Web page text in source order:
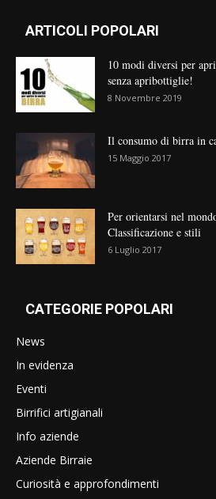
ARTICOLI POPOLARI
10 modi diversi per
senza apribottiglie!
8 Novembre 2019
Il consumo di birra in
15 Maggio 2017
Per orientarsi nel
Classificazione e stili
6 Luglio 2017
CATEGORIE POPOLARI
News
In evidenza
Eventi
Birrifici artigianali
Info aziende
Aziende Birraie
Curiosità e approfondimenti